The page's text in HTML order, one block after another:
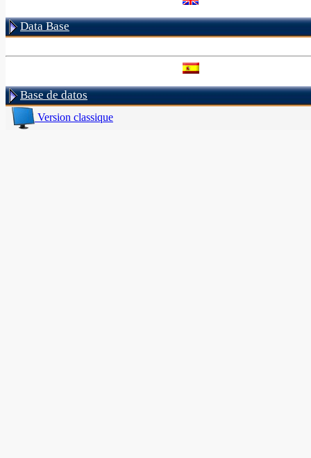
Data Base
Base de datos
Version classique